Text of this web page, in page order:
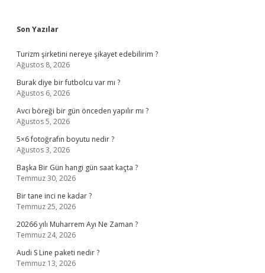
Sidebar
Son Yazılar
Turizm şirketini nereye şikayet edebilirim ?
Ağustos 8, 2026
Burak diye bir futbolcu var mı ?
Ağustos 6, 2026
Avcı böreği bir gün önceden yapılır mı ?
Ağustos 5, 2026
5×6 fotoğrafın boyutu nedir ?
Ağustos 3, 2026
Başka Bir Gün hangi gün saat kaçta ?
Temmuz 30, 2026
Bir tane inci ne kadar ?
Temmuz 25, 2026
20266 yılı Muharrem Ayı Ne Zaman ?
Temmuz 24, 2026
Audi S Line paketi nedir ?
Temmuz 13, 2026